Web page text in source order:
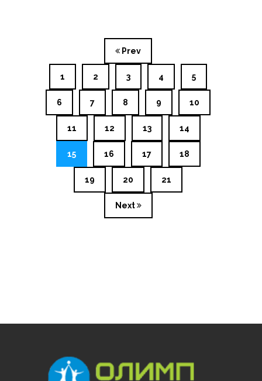
Prev
1 2 3 4 5
6 7 8 9 10
11 12 13 14
15 16 17 18
19 20 21
Next